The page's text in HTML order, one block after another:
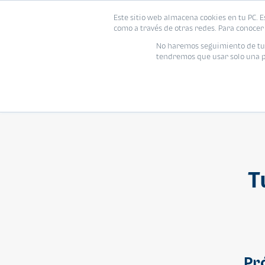
Este sitio web almacena cookies en tu
como a través de otras redes. Para
No haremos seguimiento de
tendremos que usar solo una